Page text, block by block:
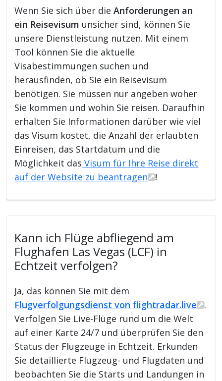
Wenn Sie sich über dieAnforderungen an
ein Reisevisum unsicher sind, können Sie
unsere Dienstleistung nutzen. Mit einem
Tool können Sie die aktuelle
Visabestimmungen suchen und
herausfinden, ob Sie ein Reisevisum
benötigen. Sie müssen nur angeben woher
Sie kommen und wohin Sie reisen. Daraufhin
erhalten Sie Informationen darüber wie viel
das Visum kostet, die Anzahl der erlaubten
Einreisen, das Startdatum und die
Möglichkeit das Visum für Ihre Reise direkt
auf der Website zu beantragen
!
Kann ich Flüge abfliegend am
Flughafen Las Vegas (LCF) in
Echtzeit verfolgen?
Ja, das können Sie mit dem
Flugverfolgungsdienst von flightradar.live
.
Verfolgen Sie Live-Flüge rund um die Welt
auf einer Karte 24/7 und überprüfen Sie den
Status der Flugzeuge in Echtzeit. Erkunden
Sie detaillierte Flugzeug- und Flugdaten und
beobachten Sie die Starts und Landungen in